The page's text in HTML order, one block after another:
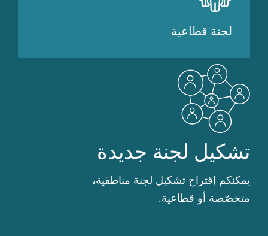
لجنة قطاعية
تشكيل لجنة جديدة
يمكنكم إقتراح تشكيل لجنة مناطقية،
متخصّصة أو قطاعية.